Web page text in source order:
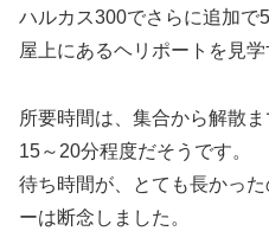
ハルカス300でさらに追加で
屋上にあるヘリポートを見学
所要時間は、集合から解散
15～20分程度だそうです。
待ち時間が、とても長かっ
ーは断念しました。